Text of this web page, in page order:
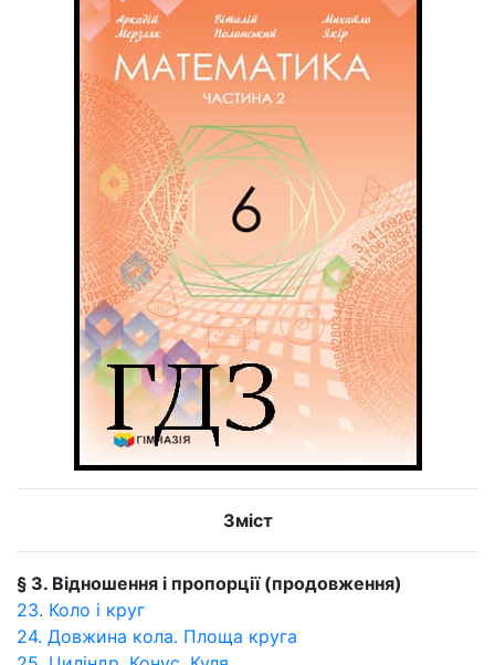
Зміст
§ 3. Відношення і пропорції (продовження)
23. Коло і круг
24. Довжина кола. Площа круга